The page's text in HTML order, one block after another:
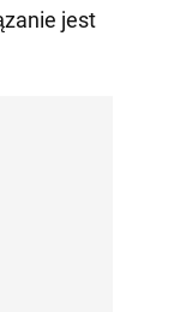
jest